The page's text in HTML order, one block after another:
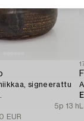
signeerattu
5p 13 h
EUR